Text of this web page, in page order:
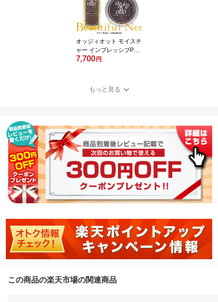
オッジィオット モイスチ
ャー インプレッシブPPT
セラム MS シャンプー 2
ット【oggi otto】オッジ
オット
7,700円
もっと見る
この商品の楽天市場の関連商品